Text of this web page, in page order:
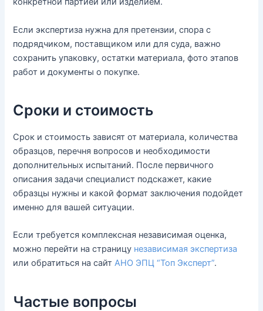
Если экспертиза нужна для претензии, спора с
подрядчиком, поставщиком или для суда, важно
сохранить упаковку, остатки материала, фото этапов
работ и документы о покупке.
Сроки и стоимость
Срок и стоимость зависят от материала, количества
образцов, перечня вопросов и необходимости
дополнительных испытаний. После первичного
описания задачи специалист подскажет, какие
образцы нужны и какой формат заключения подойдет
именно для вашей ситуации.
Если требуется комплексная независимая оценка,
можно перейти на страницу независимая экспертиза
или обратиться на сайтАНО ЭПЦ “Топ Эксперт”.
Частые вопросы